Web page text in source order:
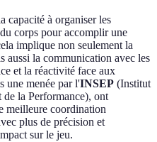
capacité à organiser les
corps pour accomplir une
implique non seulement la
aussi la communication avec les
et la réactivité face aux
une menée par l'INSEP (Institut
la Performance), ont
meilleure coordination
plus de précision et
sur le jeu.